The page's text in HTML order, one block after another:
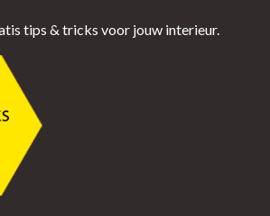
tips & tricks voor jouw interieur.